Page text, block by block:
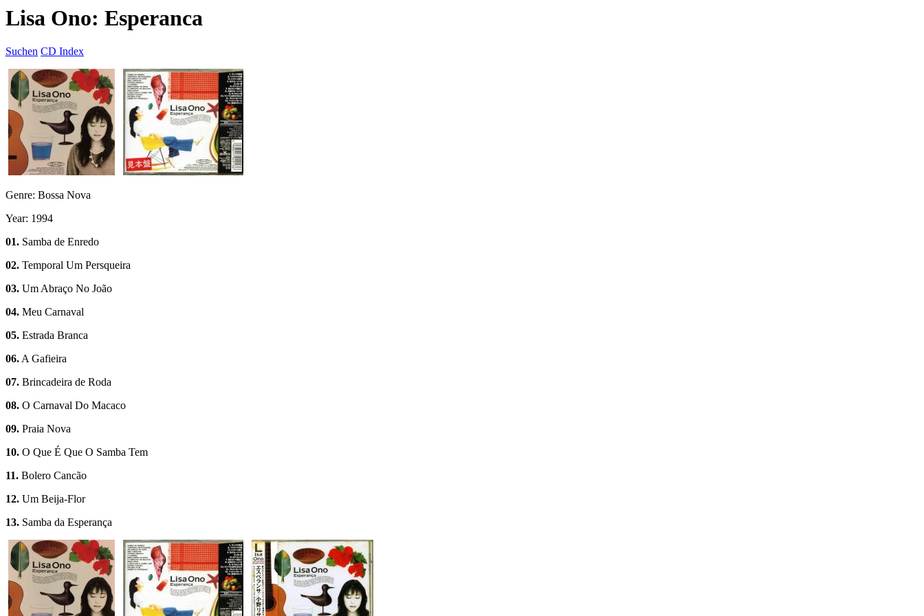
Lisa Ono: Esperanca
Suchen CD Index
Genre: Bossa Nova
Year: 1994
01. Samba de Enredo
02. Temporal Um Persqueira
03. Um Abraço No João
04. Meu Carnaval
05. Estrada Branca
06.A Gafieira
07. Brincadeira de Roda
08. O Carnaval Do Macaco
09. Praia Nova
10. O Que É Que O Samba Tem
11. Bolero Cancão
12. Um Beija-Flor
13. Samba da Esperança